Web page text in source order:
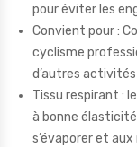
pour éviter les
Convient pour :
cyclisme
d’autres
Tissu respirant :
à bonne
s’évaporer et